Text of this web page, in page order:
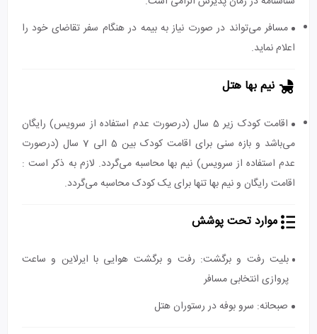
مسافر می‌تواند در صورت نیاز به بیمه در هنگام سفر تقاضای خود را
اعلام نماید.
نیم بها هتل
اقامت کودک زیر 5 سال (درصورت عدم استفاده از سرویس) رایگان
می‌باشد و بازه سنی برای اقامت کودک بین 5 الی 7 سال (درصورت
عدم استفاده از سرویس) نیم بها محاسبه می‌گردد. لازم به ذکر است :
اقامت رایگان و نیم بها تنها برای یک کودک محاسبه می‌گردد.
موارد تحت پوشش
بلیت رفت و برگشت: رفت و برگشت هوایی با ایرلاین و ساعت
پروازی انتخابی مسافر
صبحانه: سرو بوفه در رستوران هتل